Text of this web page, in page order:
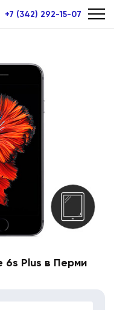
+7 (342) 292-15-07
6s Plus в Перми